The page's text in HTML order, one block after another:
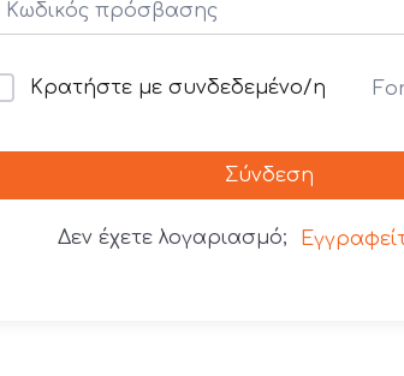
Κρατήστε με συνδεδεμένο/η
Σύνδεση
Δεν έχετε λογαριασμό;